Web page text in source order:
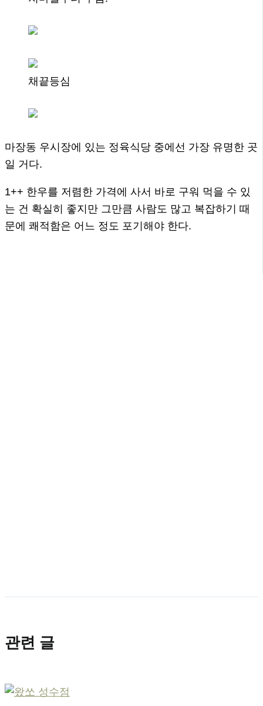
채끝등심
마장동 우시장에 있는 정육식당 중에선 가장 유명한 곳
일 거다.
1++ 한우를 저렴한 가격에 사서 바로 구워 먹을 수 있
는 건 확실히 좋지만 그만큼 사람도 많고 복잡하기 때
문에 쾌적함은 어느 정도 포기해야 한다.
관련 글